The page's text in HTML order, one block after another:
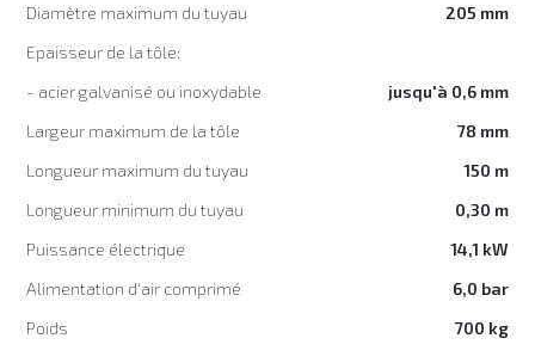
Diamètre maximum du tuyau
205 mm
Epaisseur de la tôle:
- acier galvanisé ou inoxydable
jusqu'à 0,6 mm
Largeur maximum de la tôle
78 mm
Longueur maximum du tuyau
150 m
Longueur minimum du tuyau
0,30 m
Puissance électrique
14,1 kW
Alimentation d'air comprimé
6,0 bar
Poids
700 kg